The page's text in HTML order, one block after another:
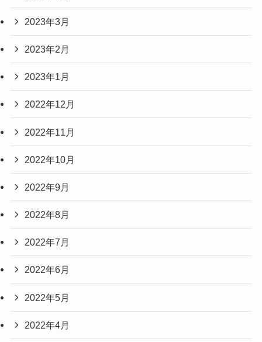
2023年3月
2023年2月
2023年1月
2022年12月
2022年11月
2022年10月
2022年9月
2022年8月
2022年7月
2022年6月
2022年5月
2022年4月